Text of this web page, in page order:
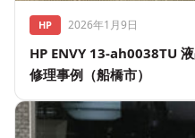
HP 2026年1月9日
HP ENVY 13-ah0038TU
修理事例（船橋市）